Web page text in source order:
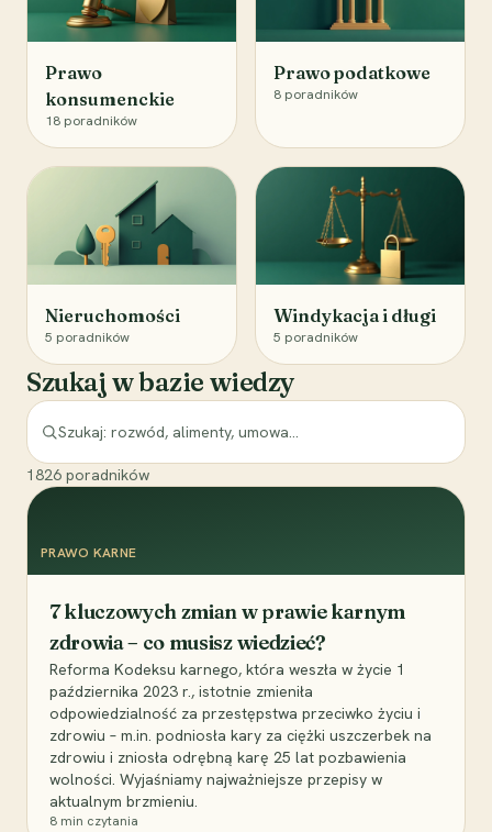
Prawo
konsumenckie
18 poradników
Prawo podatkowe
8 poradników
Nieruchomości
5 poradników
Windykacja i długi
5 poradników
Szukaj w bazie wiedzy
1826 poradników
PRAWO KARNE
7 kluczowych zmian w prawie karnym
zdrowia – co musisz wiedzieć?
Reforma Kodeksu karnego, która weszła w życie 1
października 2023 r., istotnie zmieniła
odpowiedzialność za przestępstwa przeciwko życiu i
zdrowiu – m.in. podniosła kary za ciężki uszczerbek na
zdrowiu i zniosła odrębną karę 25 lat pozbawienia
wolności. Wyjaśniamy najważniejsze przepisy w
aktualnym brzmieniu.
8 min czytania